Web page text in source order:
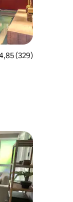
av 5 i
(329)